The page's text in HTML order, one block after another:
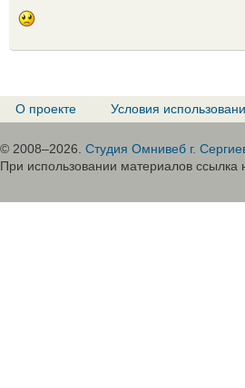
О проекте Условия
© 2008–2026. Студия Омнивеб г.
При использовании материалов ссылка